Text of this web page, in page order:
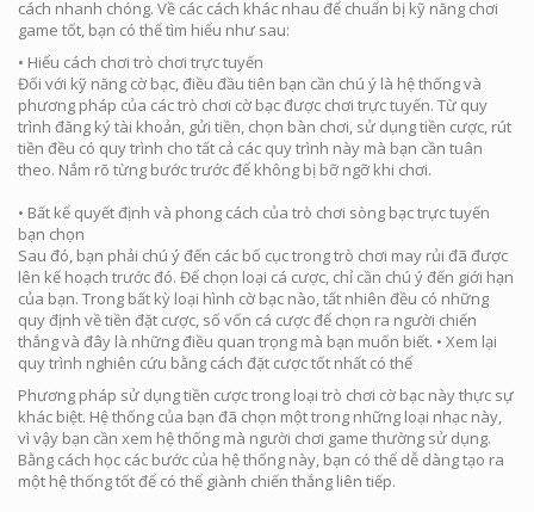
cách nhanh chóng. Về các cách khác nhau để chuẩn bị kỹ năng chơi
game tốt, bạn có thể tìm hiểu như sau:
• Hiểu cách chơi trò chơi trực tuyến
Đối với kỹ năng cờ bạc, điều đầu tiên bạn cần chú ý là hệ thống và
phương pháp của các trò chơi cờ bạc được chơi trực tuyến. Từ quy
trình đăng ký tài khoản, gửi tiền, chọn bàn chơi, sử dụng tiền cược, rút ​​
tiền đều có quy trình cho tất cả các quy trình này mà bạn cần tuân
theo. Nắm rõ từng bước trước để không bị bỡ ngỡ khi chơi.
• Bất kể quyết định và phong cách của trò chơi sòng bạc trực tuyến
bạn chọn
Sau đó, bạn phải chú ý đến các bố cục trong trò chơi may rủi đã được
lên kế hoạch trước đó. Để chọn loại cá cược, chỉ cần chú ý đến giới hạn
của bạn. Trong bất kỳ loại hình cờ bạc nào, tất nhiên đều có những
quy định về tiền đặt cược, số vốn cá cược để chọn ra người chiến
thắng và đây là những điều quan trọng mà bạn muốn biết. • Xem lại
quy trình nghiên cứu bằng cách đặt cược tốt nhất có thể
Phương pháp sử dụng tiền cược trong loại trò chơi cờ bạc này thực sự
khác biệt. Hệ thống của bạn đã chọn một trong những loại nhạc này,
vì vậy bạn cần xem hệ thống mà người chơi game thường sử dụng.
Bằng cách học các bước của hệ thống này, bạn có thể dễ dàng tạo ra
một hệ thống tốt để có thể giành chiến thắng liên tiếp.